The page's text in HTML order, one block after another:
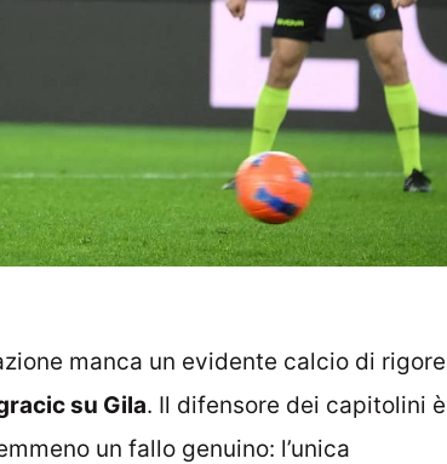
manca un evidente calcio di rigore
su Gila. Il difensore dei capitolini è
un fallo genuino: l’unica